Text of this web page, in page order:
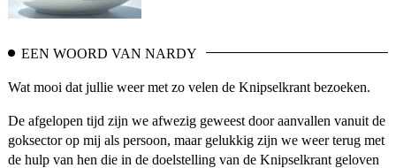
EEN WOORD VAN NARDY
Wat mooi dat jullie weer met zo velen de Knipselkrant bezoeken.
De afgelopen tijd zijn we afwezig geweest door aanvallen vanuit de
goksector op mij als persoon, maar gelukkig zijn we weer terug met
de hulp van hen die in de doelstelling van de Knipselkrant geloven